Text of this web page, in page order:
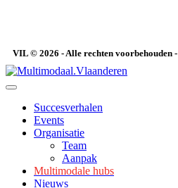
VIL © 2026 - Alle rechten voorbehouden -
Succesverhalen
Events
Organisatie
Team
Aanpak
Multimodale hubs
Nieuws